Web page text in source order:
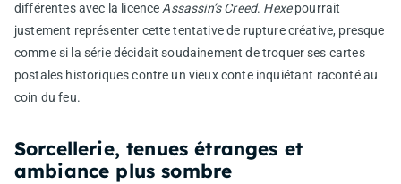
différentes avec la licenceAssassin’s Creed. Hexepourrait
justement représenter cette tentative de rupture créative, presque
comme si la série décidait soudainement de troquer ses cartes
postales historiques contre un vieux conte inquiétant raconté au
coin du feu.
Sorcellerie, tenues étranges et
ambiance plus sombre